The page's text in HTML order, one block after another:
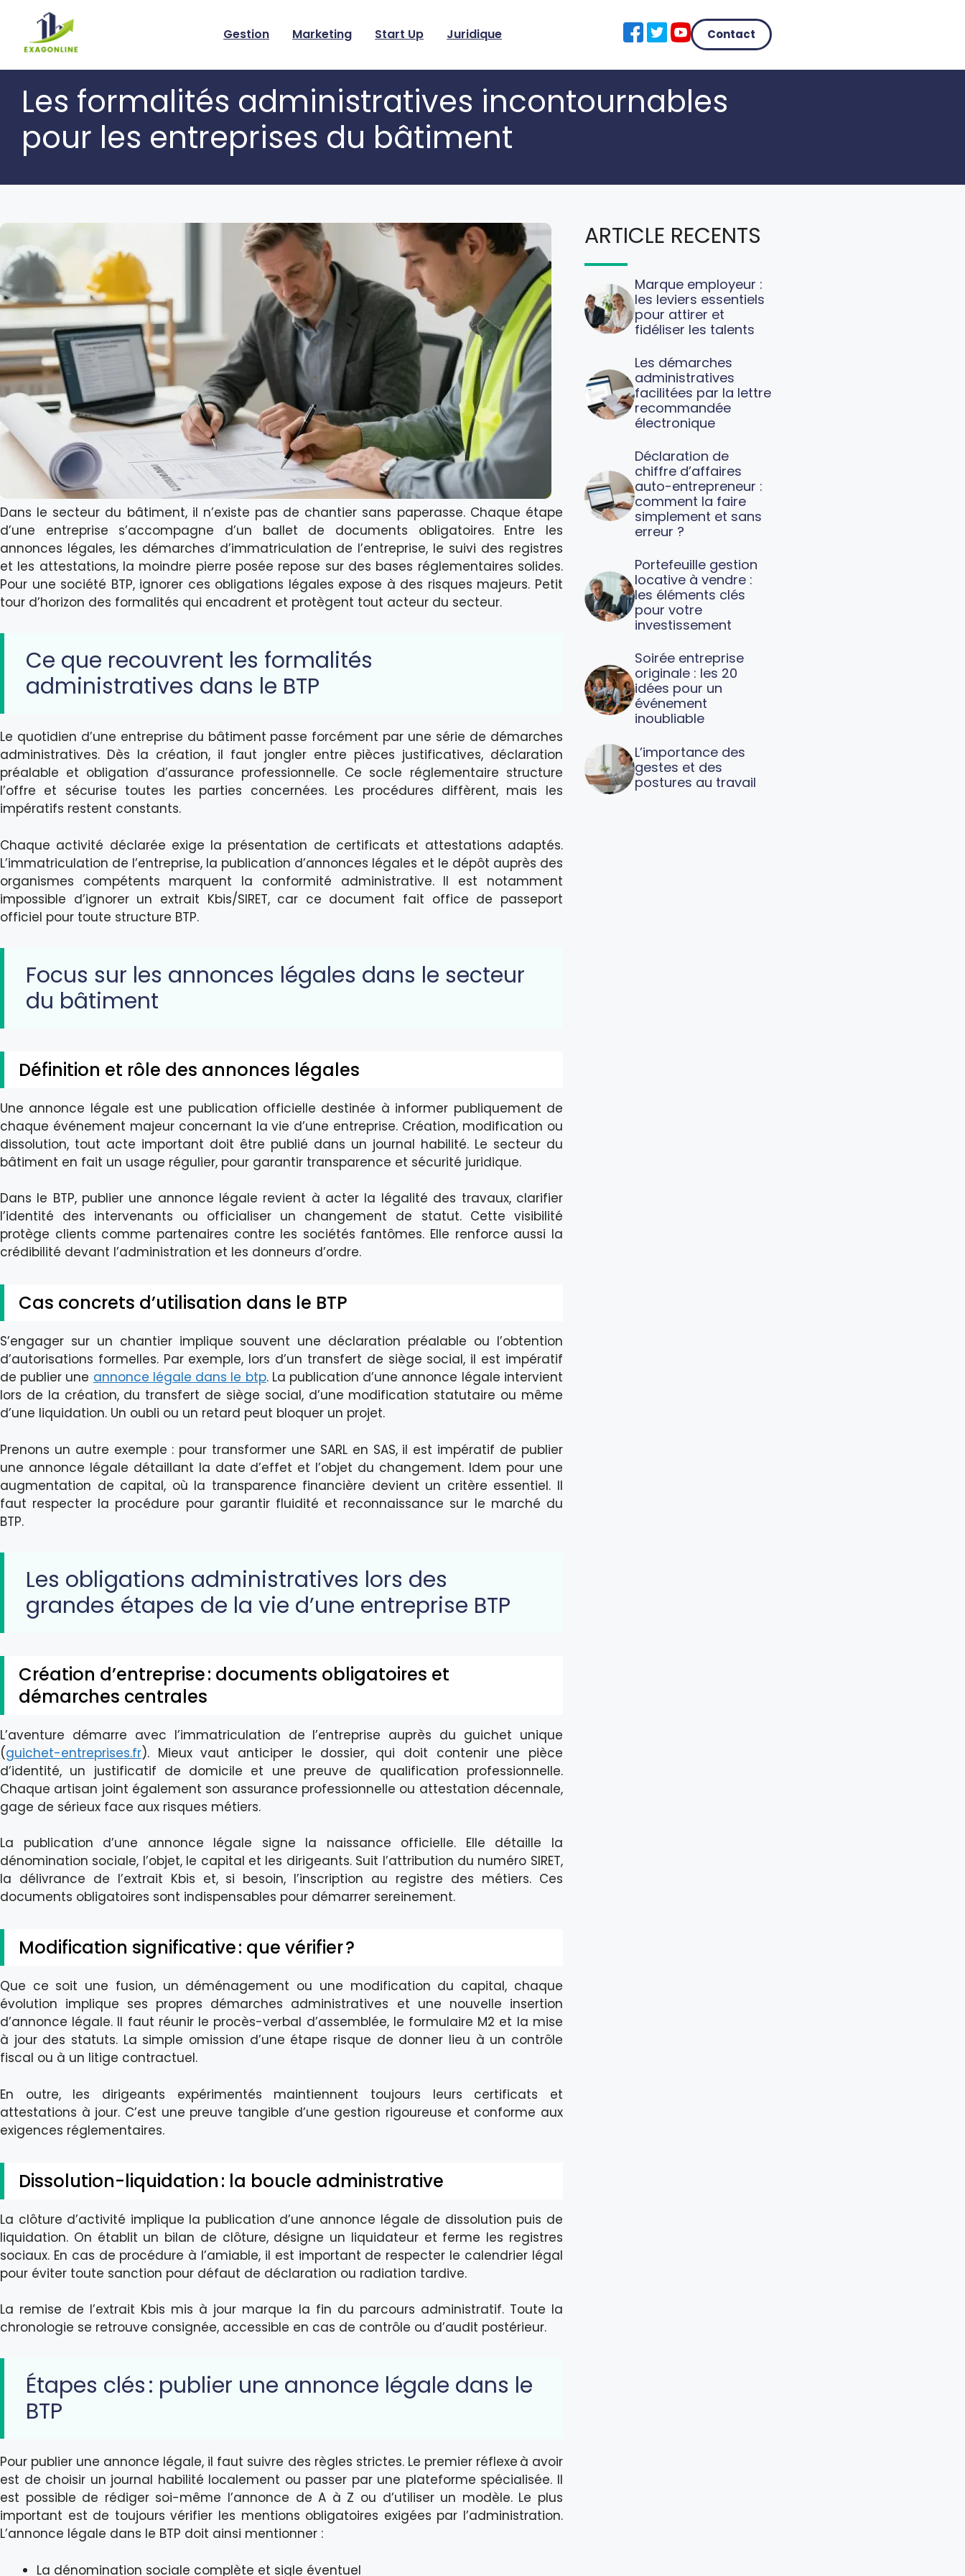
content
Gestion Marketing Start Up Juridique Contact
Les formalités administratives incontournables
pour les entreprises du bâtiment
Dans le secteur du bâtiment, il n’existe pas de chantier sans paperasse. Chaque étape
d’une entreprise s’accompagne d’un ballet de documents obligatoires. Entre les
annonces légales, les démarches d’immatriculation de l’entreprise, le suivi des registres
et les attestations, la moindre pierre posée repose sur des bases réglementaires solides.
Pour une société BTP, ignorer ces obligations légales expose à des risques majeurs. Petit
tour d’horizon des formalités qui encadrent et protègent tout acteur du secteur.
Ce que recouvrent les formalités
administratives dans le BTP
Le quotidien d’une entreprise du bâtiment passe forcément par une série de démarches
administratives. Dès la création, il faut jongler entre pièces justificatives, déclaration
préalable et obligation d’assurance professionnelle. Ce socle réglementaire structure
l’offre et sécurise toutes les parties concernées. Les procédures diffèrent, mais les
impératifs restent constants.
Chaque activité déclarée exige la présentation de certificats et attestations adaptés.
L’immatriculation de l’entreprise, la publication d’annonces légales et le dépôt auprès des
organismes compétents marquent la conformité administrative. Il est notamment
impossible d’ignorer un extrait Kbis/SIRET, car ce document fait office de passeport
officiel pour toute structure BTP.
Focus sur les annonces légales dans le secteur
du bâtiment
Définition et rôle des annonces légales
Une annonce légale est une publication officielle destinée à informer publiquement de
chaque événement majeur concernant la vie d’une entreprise. Création, modification ou
dissolution, tout acte important doit être publié dans un journal habilité. Le secteur du
bâtiment en fait un usage régulier, pour garantir transparence et sécurité juridique.
Dans le BTP, publier une annonce légale revient à acter la légalité des travaux, clarifier
l’identité des intervenants ou officialiser un changement de statut. Cette visibilité
protège clients comme partenaires contre les sociétés fantômes. Elle renforce aussi la
crédibilité devant l’administration et les donneurs d’ordre.
Cas concrets d’utilisation dans le BTP
S’engager sur un chantier implique souvent une déclaration préalable ou l’obtention
d’autorisations formelles. Par exemple, lors d’un transfert de siège social, il est impératif
de publier une annonce légale dans le btp. La publication d’une annonce légale intervient
lors de la création, du transfert de siège social, d’une modification statutaire ou même
d’une liquidation. Un oubli ou un retard peut bloquer un projet.
Prenons un autre exemple : pour transformer une SARL en SAS, il est impératif de publier
une annonce légale détaillant la date d’effet et l’objet du changement. Idem pour une
augmentation de capital, où la transparence financière devient un critère essentiel. Il
faut respecter la procédure pour garantir fluidité et reconnaissance sur le marché du
BTP.
Les obligations administratives lors des
grandes étapes de la vie d’une entreprise BTP
Création d’entreprise : documents obligatoires et
démarches centrales
L’aventure démarre avec l’immatriculation de l’entreprise auprès du guichet unique
(guichet-entreprises.fr). Mieux vaut anticiper le dossier, qui doit contenir une pièce
d’identité, un justificatif de domicile et une preuve de qualification professionnelle.
Chaque artisan joint également son assurance professionnelle ou attestation décennale,
gage de sérieux face aux risques métiers.
La publication d’une annonce légale signe la naissance officielle. Elle détaille la
dénomination sociale, l’objet, le capital et les dirigeants. Suit l’attribution du numéro SIRET,
la délivrance de l’extrait Kbis et, si besoin, l’inscription au registre des métiers. Ces
documents obligatoires sont indispensables pour démarrer sereinement.
Modification significative : que vérifier ?
Que ce soit une fusion, un déménagement ou une modification du capital, chaque
évolution implique ses propres démarches administratives et une nouvelle insertion
d’annonce légale. Il faut réunir le procès-verbal d’assemblée, le formulaire M2 et la mise
à jour des statuts. La simple omission d’une étape risque de donner lieu à un contrôle
fiscal ou à un litige contractuel.
En outre, les dirigeants expérimentés maintiennent toujours leurs certificats et
attestations à jour. C’est une preuve tangible d’une gestion rigoureuse et conforme aux
exigences réglementaires.
Dissolution-liquidation : la boucle administrative
La clôture d’activité implique la publication d’une annonce légale de dissolution puis de
liquidation. On établit un bilan de clôture, désigne un liquidateur et ferme les registres
sociaux. En cas de procédure à l’amiable, il est important de respecter le calendrier légal
pour éviter toute sanction pour défaut de déclaration ou radiation tardive.
La remise de l’extrait Kbis mis à jour marque la fin du parcours administratif. Toute la
chronologie se retrouve consignée, accessible en cas de contrôle ou d’audit postérieur.
Étapes clés : publier une annonce légale dans le
BTP
Pour publier une annonce légale, il faut suivre des règles strictes. Le premier réflexe à avoir
est de choisir un journal habilité localement ou passer par une plateforme spécialisée. Il
est possible de rédiger soi-même l’annonce de A à Z ou d’utiliser un modèle. Le plus
important est de toujours vérifier les mentions obligatoires exigées par l’administration.
L’annonce légale dans le BTP doit ainsi mentionner :
La dénomination sociale complète et sigle éventuel
ARTICLE RECENTS
Marque employeur :
les leviers essentiels
pour attirer et
fidéliser les talents
Les démarches
administratives
facilitées par la lettre
recommandée
électronique
Déclaration de
chiffre d’affaires
auto-entrepreneur :
comment la faire
simplement et sans
erreur ?
Portefeuille gestion
locative à vendre :
les éléments clés
pour votre
investissement
Soirée entreprise
originale : les 20
idées pour un
événement
inoubliable
L’importance des
gestes et des
postures au travail